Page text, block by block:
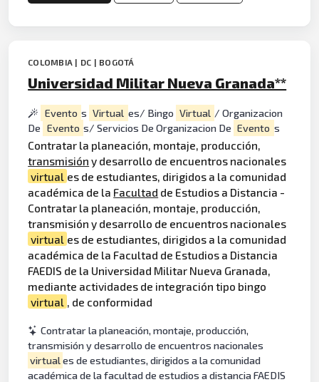
COLOMBIA | DC | BOGOTÁ
Universidad Militar Nueva Granada**
Evento s Virtual es/ Bingo Virtual / Organizacion
De Evento s/ Servicios De Organizacion De Evento s
Contratar la planeación, montaje, producción,
transmisión y desarrollo de encuentros nacionales
virtual es de estudiantes, dirigidos a la comunidad
académica de la Facultad de Estudios a Distancia -
Contratar la planeación, montaje, producción,
transmisión y desarrollo de encuentros nacionales
virtual es de estudiantes, dirigidos a la comunidad
académica de la Facultad de Estudios a Distancia
FAEDIS de la Universidad Militar Nueva Granada,
mediante actividades de integración tipo bingo
virtual
, de conformidad
Contratar la planeación, montaje, producción,
transmisión y desarrollo de encuentros nacionales
virtuales de estudiantes, dirigidos a la comunidad
académica de la facultad de estudios a distancia FAEDIS